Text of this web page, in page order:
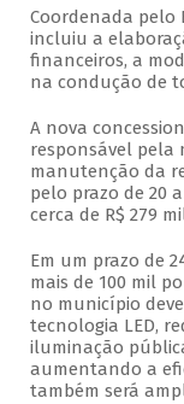
Coordenada pelo
incluiu a
financeiros, a
na condução de
A nova
responsável pela
manutenção da
pelo prazo de 20
cerca de R$ 279
Em um prazo de
mais de 100 mil
no município
tecnologia LED,
iluminação
aumentando a
também será